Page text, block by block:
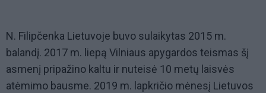
N. Filipčenka Lietuvoje buvo sulaikytas 2015 m.
balandį. 2017 m. liepą Vilniaus apygardos teismas šį
asmenį pripažino kaltu ir nuteisė 10 metų laisvės
atėmimo bausme. 2019 m. lapkričio mėnesį Lietuvos